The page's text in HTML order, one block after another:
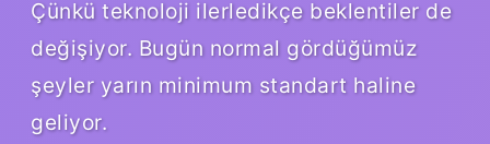
Çünkü teknoloji ilerledikçe beklentiler de
değişiyor. Bugün normal gördüğümüz
şeyler yarın minimum standart haline
geliyor.